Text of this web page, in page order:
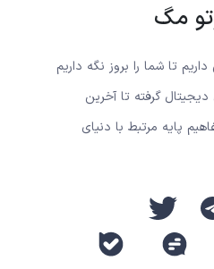
مگ
تا شما را بروز نگه داریم
دیجیتال گرفته تا آخرین
پایه مرتبط با دنیای